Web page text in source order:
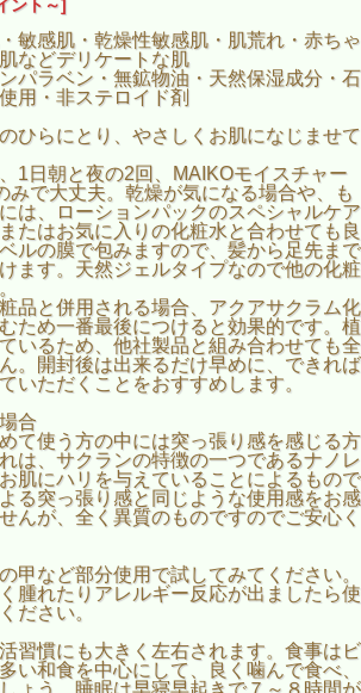
ント～]
敏感肌・乾燥性敏感肌・肌荒れ・赤ちゃ
などデリケートな肌
パラベン・無鉱物油・天然保湿成分・石
用・非ステロイド剤
ひらにとり、やさしくお肌になじませて
1日朝と夜の2回、MAIKOモイスチャー
みで大丈夫。乾燥が気になる場合や、も
は、ローションパックのスペシャルケア
たはお気に入りの化粧水と合わせても良
ルの膜で包みますので、髪から足先まで
ます。天然ジェルタイプなので他の化粧
品と併用される場合、アクアサクラム化
ため一番最後につけると効果的です。植
いるため、他社製品と組み合わせても全
。開封後は出来るだけ早めに、できれば
いただくことをおすすめします。
合
て使う方の中には突っ張り感を感じる方
は、サクランの特徴の一つであるナノレ
肌にハリを与えていることによるもので
る突っ張り感と同じような使用感をお感
んが、全く異質のものですのでご安心く
甲など部分使用で試してみてください。
腫れたりアレルギー反応が出ましたら使
ださい。
習慣にも大きく左右されます。食事はビ
い和食を中心にして、良く噛んで食べ、
ょう。睡眠は早寝早起きで７～８時間が